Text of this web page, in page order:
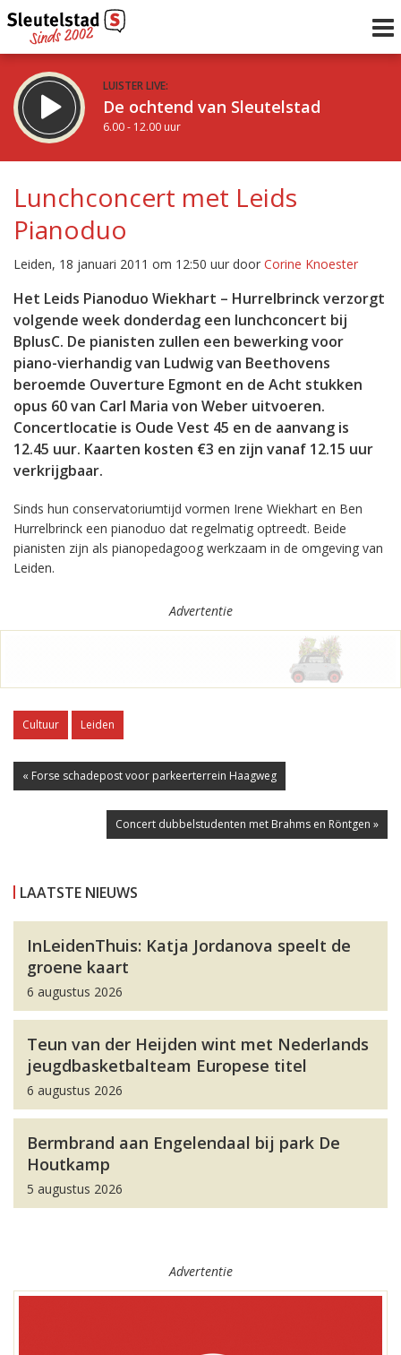
LUISTER LIVE:
De ochtend van Sleutelstad
6.00 - 12.00 uur
De middag van Sleutelstad
12.00 - 18.00 uur
Vorig uur
Inklappen
Lunchconcert met Leids
Pianoduo
Leiden, 18 januari 2011 om 12:50 uur door Corine Knoester
Het Leids Pianoduo Wiekhart – Hurrelbrinck verzorgt
volgende week donderdag een lunchconcert bij
BplusC. De pianisten zullen een bewerking voor
piano-vierhandig van Ludwig van Beethovens
beroemde Ouverture Egmont en de Acht stukken
opus 60 van Carl Maria von Weber uitvoeren.
Concertlocatie is Oude Vest 45 en de aanvang is
12.45 uur. Kaarten kosten €3 en zijn vanaf 12.15 uur
verkrijgbaar.
Sinds hun conservatoriumtijd vormen Irene Wiekhart en Ben
Hurrelbrinck een pianoduo dat regelmatig optreedt. Beide
pianisten zijn als pianopedagoog werkzaam in de omgeving van
Leiden.
Advertentie
Cultuur Leiden
« Forse schadepost voor parkeerterrein Haagweg
Concert dubbelstudenten met Brahms en Röntgen »
LAATSTE NIEUWS
InLeidenThuis: Katja Jordanova speelt de
groene kaart
6 augustus 2026
Teun van der Heijden wint met Nederlands
jeugdbasketbalteam Europese titel
6 augustus 2026
Bermbrand aan Engelendaal bij park De
Houtkamp
5 augustus 2026
Advertentie